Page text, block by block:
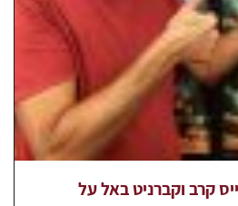
קרב וקברניט באל על